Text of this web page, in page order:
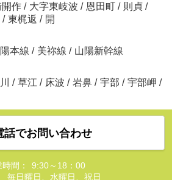
開作 / 大字東岐波 / 恩田町 / 則貞 /
/ 東梶返 / 開
本線 / 美祢線 / 山陽新幹線
/ 草江 / 床波 / 岩鼻 / 宇部 / 宇部岬 /
話でお問い合わせ
間：
9:30～18：00
毎日曜日、水曜日、祝日